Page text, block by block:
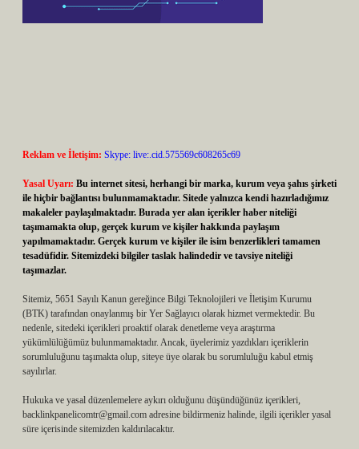
Reklam ve İletişim: Skype: live:.cid.575569c608265c69
Yasal Uyarı: Bu internet sitesi, herhangi bir marka, kurum veya şahıs şirketi
ile hiçbir bağlantısı bulunmamaktadır. Sitede yalnızca kendi hazırladığımız
makaleler paylaşılmaktadır. Burada yer alan içerikler haber niteliği
taşımamakta olup, gerçek kurum ve kişiler hakkında paylaşım
yapılmamaktadır. Gerçek kurum ve kişiler ile isim benzerlikleri tamamen
tesadüfidir. Sitemizdeki bilgiler taslak halindedir ve tavsiye niteliği
taşımazlar.
Sitemiz, 5651 Sayılı Kanun gereğince Bilgi Teknolojileri ve İletişim Kurumu
(BTK) tarafından onaylanmış bir Yer Sağlayıcı olarak hizmet vermektedir. Bu
nedenle, sitedeki içerikleri proaktif olarak denetleme veya araştırma
yükümlülüğümüz bulunmamaktadır. Ancak, üyelerimiz yazdıkları içeriklerin
sorumluluğunu taşımakta olup, siteye üye olarak bu sorumluluğu kabul etmiş
sayılırlar.
Hukuka ve yasal düzenlemelere aykırı olduğunu düşündüğünüz içerikleri,
backlinkpanelicomtr@gmail.com adresine bildirmeniz halinde, ilgili içerikler yasal
süre içerisinde sitemizden kaldırılacaktır.